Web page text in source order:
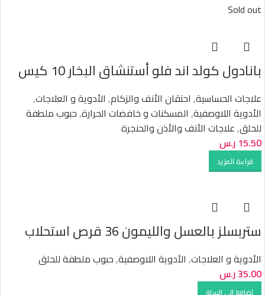
Sold out
بانادول كولد اند فلو أستنشاق البخار 10 كيس
علاجات الحساسية, احتقان الأنف والزكام, الأدوية و العلاجات,
الأدوية اللاوصفية, المسكنات و خافضات الحرارة,حبوب ملطفة
للحلق,علاجات الأنف والأذن والحنجرة
15.50 ر.س
قراءة المزيد
ستربسلز بالعسل والليمون 36 قرص استحلاب
الأدوية و العلاجات, الأدوية اللاوصفية,حبوب ملطفة للحلق
35.00ر.س
إضافة إلى السلة